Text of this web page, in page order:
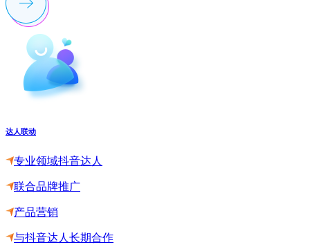
达人联动
专业领域抖音达人
联合品牌推广
产品营销
与抖音达人长期合作